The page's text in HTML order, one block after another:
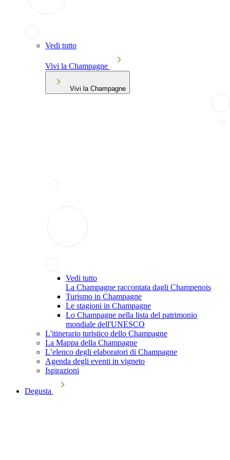
Vedi tutto
Vivi la Champagne
Vivi la Champagne
Vedi tutto
La Champagne raccontata dagli Champenois
Turismo in Champagne
Le stagioni in Champagne
Lo Champagne nella lista del patrimonio
mondiale dell'UNESCO
L'itinerario turistico dello Champagne
La Mappa della Champagne
L’elenco degli elaboratori di Champagne
Agenda degli eventi in vigneto
Ispirazioni
Degusta